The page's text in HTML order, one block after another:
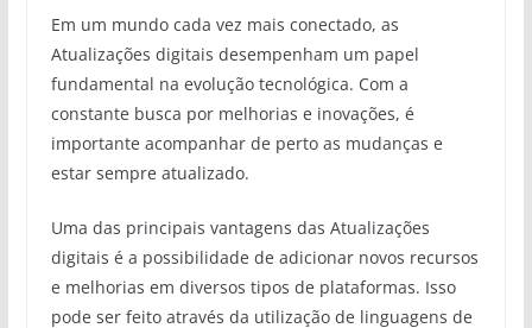
Em um mundo cada vez mais conectado, as
Atualizações digitais desempenham um papel
fundamental na evolução tecnológica. Com a
constante busca por melhorias e inovações, é
importante acompanhar de perto as mudanças e
estar sempre atualizado.
Uma das principais vantagens das Atualizações
digitais é a possibilidade de adicionar novos recursos
e melhorias em diversos tipos de plataformas. Isso
pode ser feito através da utilização de linguagens de